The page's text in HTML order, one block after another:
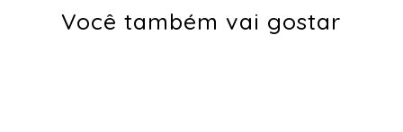
Você também vai gostar